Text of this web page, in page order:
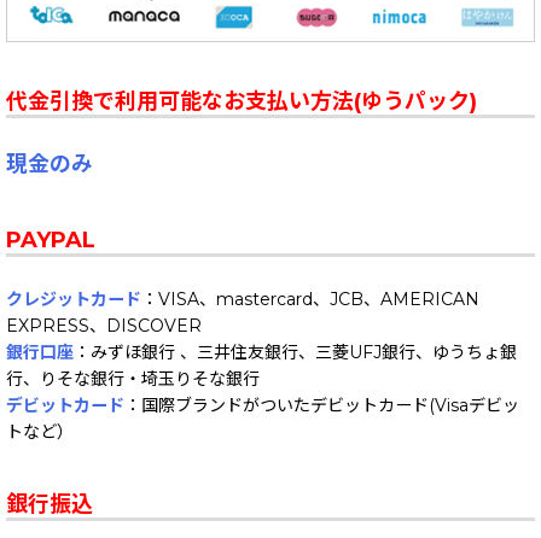
代金引換で利用可能なお支払い方法(ゆうパック)
現金のみ
PAYPAL
クレジットカード ：VISA、mastercard、JCB、AMERICAN
EXPRESS、DISCOVER
銀行口座 ：みずほ銀行 、三井住友銀行、三菱UFJ銀行、ゆうちょ銀
行、りそな銀行・埼玉りそな銀行
デビットカード ：国際ブランドがついたデビットカード(Visaデビッ
トなど）
銀行振込